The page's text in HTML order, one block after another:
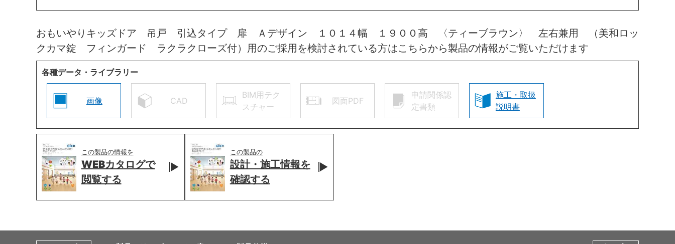
おもいやりキッズドア 吊戸 引込タイプ 扉 Ａデザイン １０１４幅 １９００高 〈ティーブラウン〉 左右兼用 （美和ロッ
クカマ錠 フィンガード ラクラクローズ付）用のご採用を検討されている方はこちらから製品の情報がご覧いただけます
各種データ・ライブラリー
画像 CAD
BIM用テク
スチャー
図面PDF
申請関係認
定書類
施工・取扱
説明書
この製品の情報を
WEBカタログで
閲覧する
この製品の
設計・施工情報を
確認する